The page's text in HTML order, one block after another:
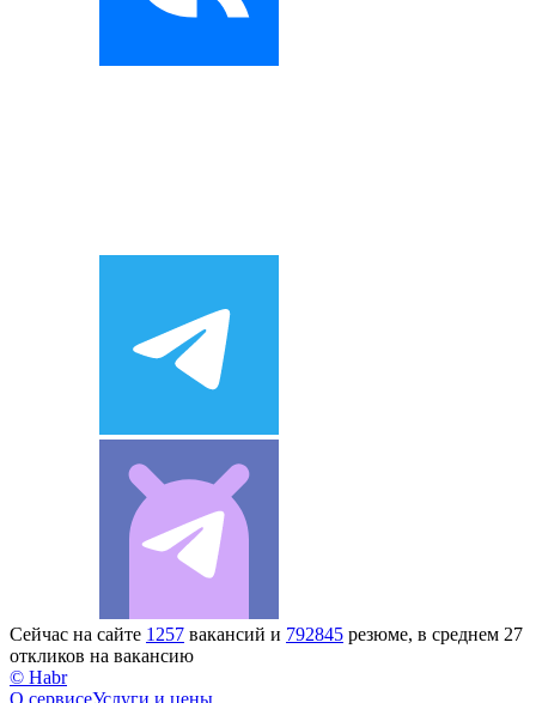
Сейчас на сайте 1257 вакансий и 792845 резюме, в среднем 27
откликов на вакансию
© Habr
О сервисеУслуги и цены